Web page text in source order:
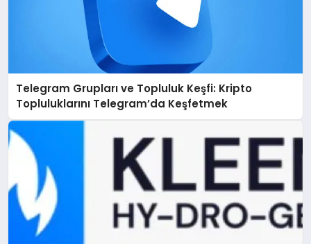
Telegram Grupları ve Topluluk Keşfi: Kripto
Topluluklarını Telegram’da Keşfetmek